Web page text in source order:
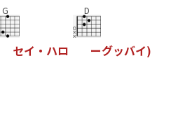
G
セイ ・ ハロ
D
ーグッバイ)